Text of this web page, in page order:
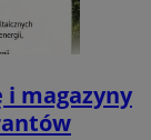
i magazyny